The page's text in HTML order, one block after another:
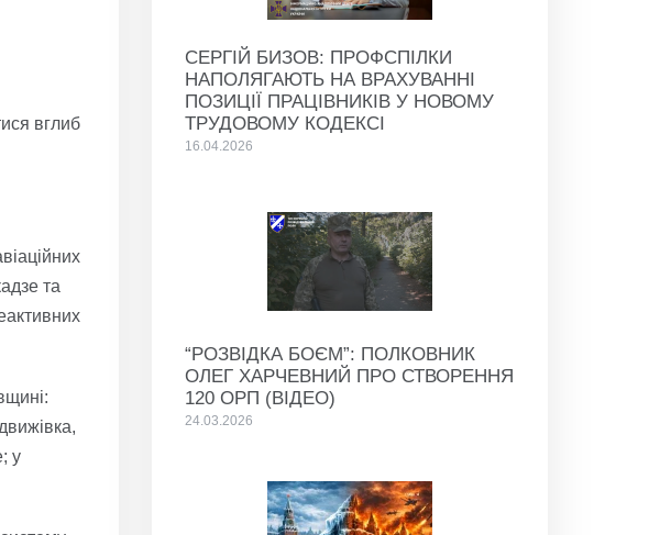
вглиб
та
у
СЕРГІЙ БИЗОВ: ПРОФСПІЛКИ
НАПОЛЯГАЮТЬ НА ВРАХУВАННІ
ПОЗИЦІЇ ПРАЦІВНИКІВ У НОВОМУ
ТРУДОВОМУ КОДЕКСІ
16.04.2026
“РОЗВІДКА БОЄМ”: ПОЛКОВНИК
ОЛЕГ ХАРЧЕВНИЙ ПРО СТВОРЕННЯ
120 ОРП (ВІДЕО)
24.03.2026